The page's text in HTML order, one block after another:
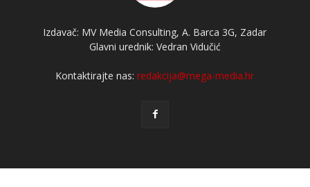
Izdavač: MV Media Consulting, A. Barca 3G, Zadar
Glavni urednik: Vedran Vidučić
Kontaktirajte nas:redakcija@mega-media.hr